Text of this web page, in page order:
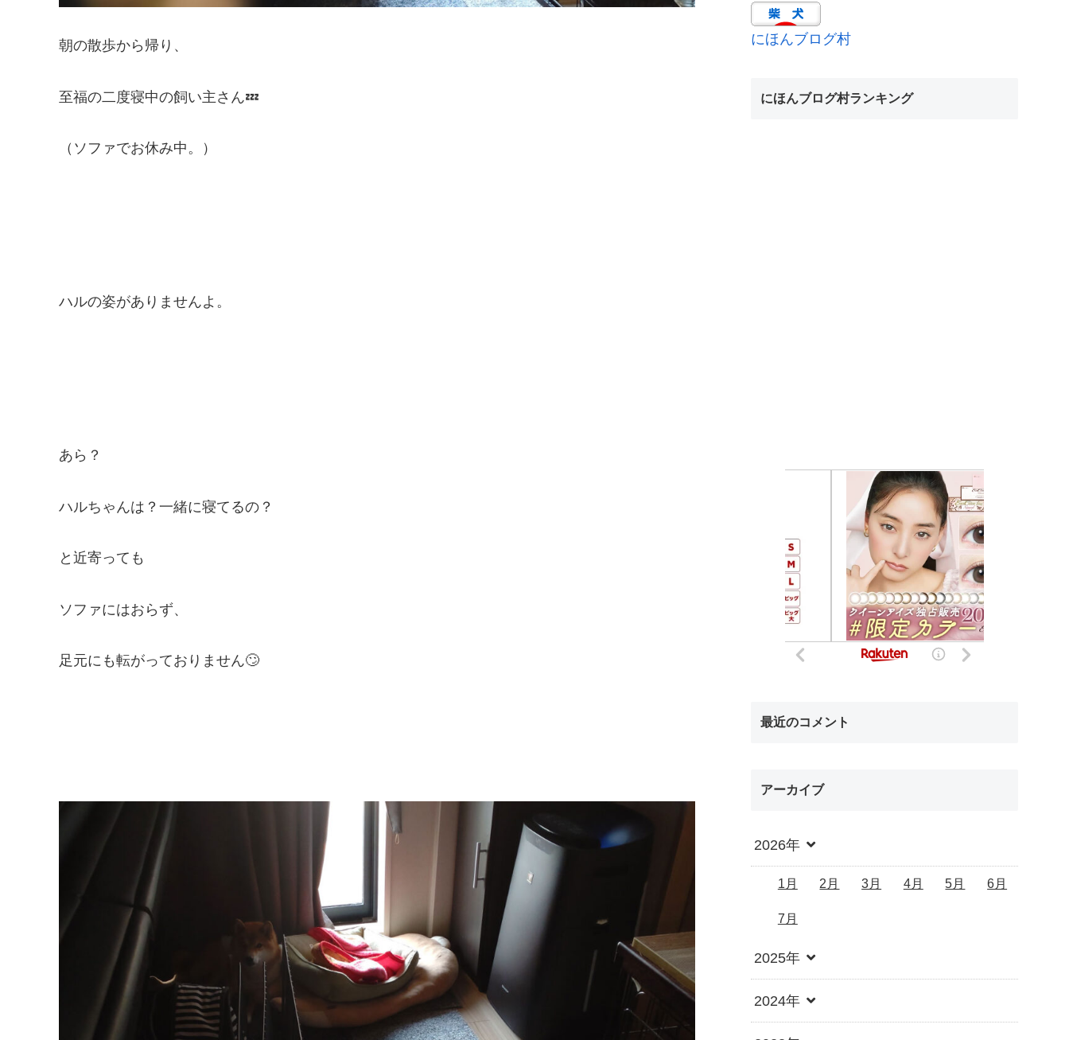
朝の散歩から帰り、
至福の二度寝中の飼い主さん💤
（ソファでお休み中。）
ハルの姿がありませんよ。
あら？
ハルちゃんは？一緒に寝てるの？
と近寄っても
ソファにはおらず、
足元にも転がっておりません🙄
にほんブログ村
にほんブログ村ランキング
最近のコメント
アーカイブ
2026年
1月 2月 3月 4月 5月 6月
7月
2025年
2024年